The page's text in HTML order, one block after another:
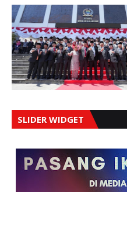
SLIDER WIDGET